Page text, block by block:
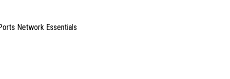
Network Essentials